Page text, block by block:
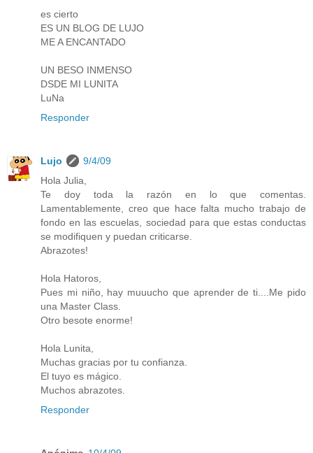
es cierto
ES UN BLOG DE LUJO
ME A ENCANTADO
UN BESO INMENSO
DSDE MI LUNITA
LuNa
Responder
Lujo
9/4/09
Hola Julia,
Te doy toda la razón en lo que comentas.
Lamentablemente, creo que hace falta mucho trabajo de
fondo en las escuelas, sociedad para que estas conductas
se modifiquen y puedan criticarse.
Abrazotes!
Hola Hatoros,
Pues mi niño, hay muuucho que aprender de ti....Me pido
una Master Class.
Otro besote enorme!
Hola Lunita,
Muchas gracias por tu confianza.
El tuyo es mágico.
Muchos abrazotes.
Responder